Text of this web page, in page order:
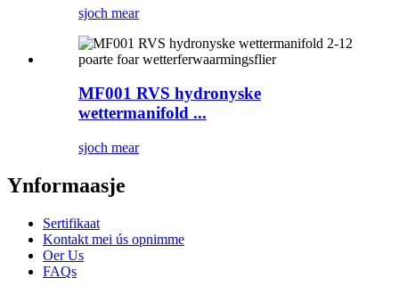
sjoch mear
MF001 RVS hydronyske
wettermanifold ...
sjoch mear
Ynformaasje
Sertifikaat
Kontakt mei ús opnimme
Oer Us
FAQs